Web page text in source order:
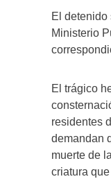
El detenido
Ministerio
El trágico
residentes
demandan
muerte de
criatura